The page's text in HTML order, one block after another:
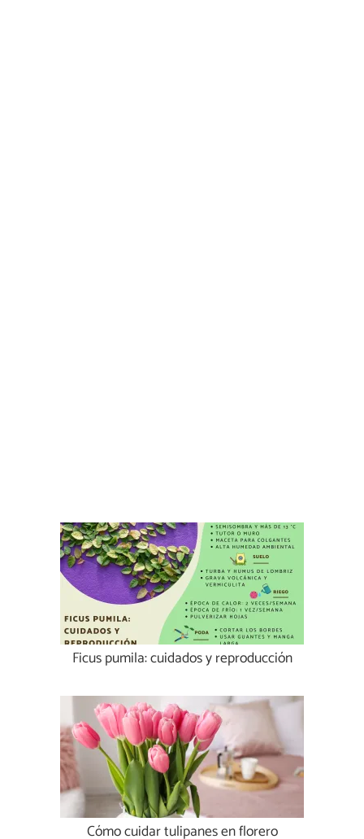
Ficus pumila: cuidados y reproducción
Cómo cuidar tulipanes en florero